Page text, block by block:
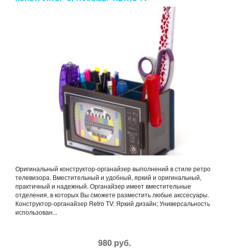
Оригинальный конструктор-органайзер выполнений в стиле ретро
телевизора. Вместительный и удобный, яркий и оригинальный,
практичный и надежный. Органайзер имеет вместительные
отделения, в которых Вы сможете разместить любые акссесуары.
Конструктор-органайзер Retro TV: Яркий дизайн; Универсальность
использован...
980 руб.